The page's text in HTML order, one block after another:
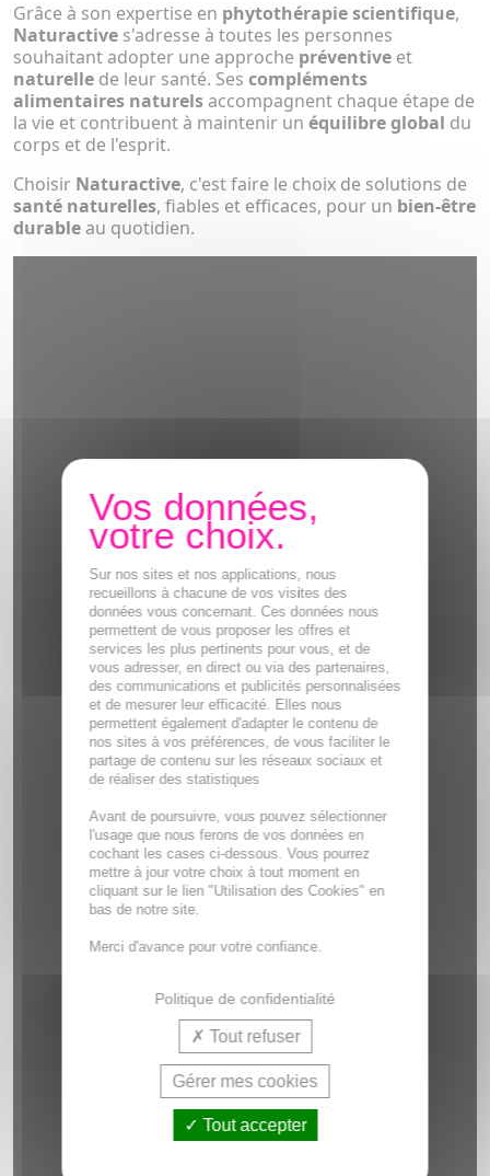
Grâce à son expertise en phytothérapie scientifique,
Naturactive s'adresse à toutes les personnes
souhaitant adopter une approche préventive et
naturelle de leur santé. Ses compléments
alimentaires naturels accompagnent chaque étape de
la vie et contribuent à maintenir un équilibre global du
corps et de l'esprit.
Choisir Naturactive, c'est faire le choix de solutions de
santé naturelles, fiables et efficaces, pour un bien-être
durableau quotidien.
Sur nos sites et nos applications, nous
recueillons à chacune de vos visites des
données vous concernant. Ces données nous
permettent de vous proposer les offres et
services les plus pertinents pour vous, et de
vous adresser, en direct ou via des partenaires,
des communications et publicités personnalisées
et de mesurer leur efficacité. Elles nous
permettent également d'adapter le contenu de
nos sites à vos préférences, de vous faciliter le
partage de contenu sur les réseaux sociaux et
de réaliser des statistiques
Avant de poursuivre, vous pouvez sélectionner
l'usage que nous ferons de vos données en
cochant les cases ci-dessous. Vous pourrez
mettre à jour votre choix à tout moment en
cliquant sur le lien "Utilisation des Cookies" en
bas de notre site.
Merci d'avance pour votre confiance.
Politique de confidentialité
Tout refuser
Gérer mes cookies
Tout accepter